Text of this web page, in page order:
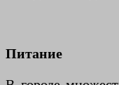
Питание